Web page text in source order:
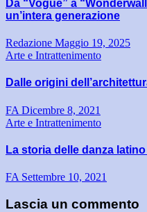
Da “Vogue” a
un’intera generazione
Redazione Maggio 19, 2025
Arte e Intrattenimento
Dalle origini
FA Dicembre 8, 2021
Arte e Intrattenimento
La storia delle danza
FA Settembre 10, 2021
Lascia un commento